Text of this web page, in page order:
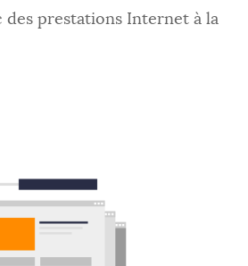
des prestations Internet à la